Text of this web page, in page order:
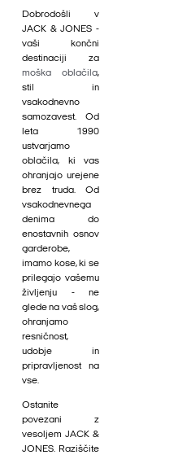
Dobrodošli v
JACK & JONES -
vaši končni
destinaciji za
moška oblačila,
stil in
vsakodnevno
samozavest. Od
leta 1990
ustvarjamo
oblačila, ki vas
ohranjajo urejene
brez truda. Od
vsakodnevnega
denima do
enostavnih osnov
garderobe,
imamo kose, ki se
prilegajo vašemu
življenju - ne
glede na vaš slog,
ohranjamo
resničnost,
udobje in
pripravljenost na
vse.
Ostanite
povezani z
vesoljem JACK &
JONES. Raziščite